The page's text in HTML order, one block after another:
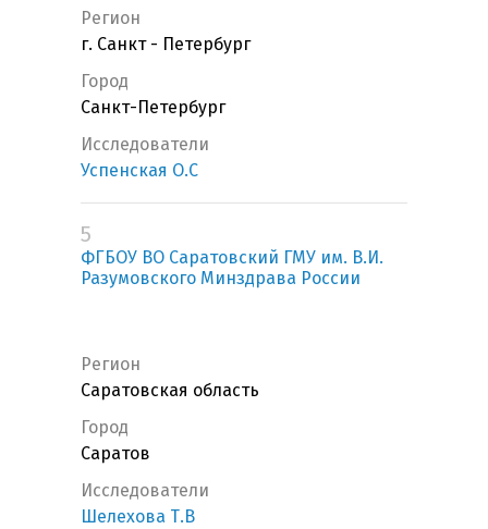
Регион
г. Санкт - Петербург
Город
Санкт-Петербург
Исследователи
Успенская О.С
5
ФГБОУ ВО Саратовский ГМУ им. В.И.
Разумовского Минздрава России
Регион
Саратовская область
Город
Саратов
Исследователи
Шелехова Т.В